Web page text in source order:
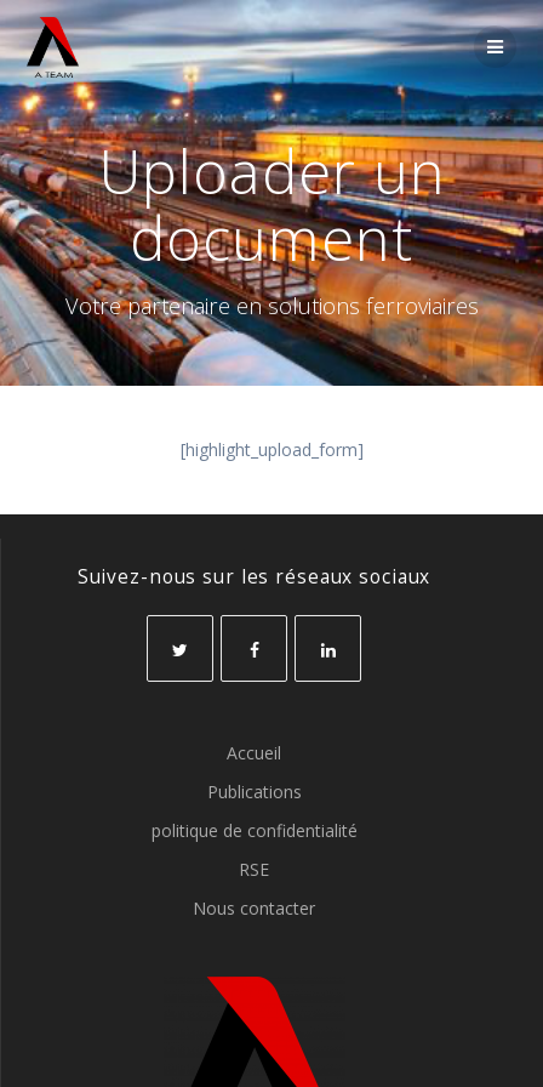
Passer
au
contenu
Uploader un
document
Votre partenaire en solutions ferroviaires
[highlight_upload_form]
Suivez-nous sur les réseaux sociaux
Accueil
Publications
politique de confidentialité
RSE
Nous contacter